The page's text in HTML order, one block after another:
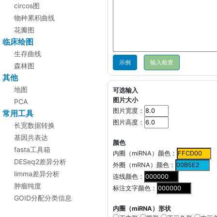
circos图
物种累积曲线
花瓣图
临床绘图
生存曲线
森林图
其他
地图
PCA
常用工具
长宽数据转换
基因共表达
fasta工具箱
DESeq2差异分析
limma差异分析
肿瘤纯度
GOID分配分类信息
示例
可选输入
图片大小
图片宽度：
图片高度：
颜色
内圈（miRNA）颜色：
外圈（mRNA）颜色：
连线颜色：
标注文字颜色：
内圈（miRNA）形状